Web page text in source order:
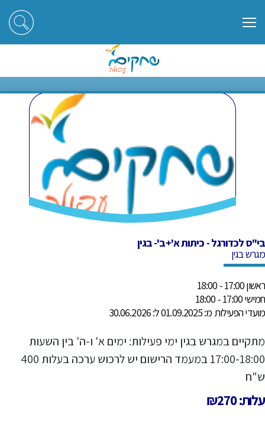
בי"ס לכדורגל - כיתות א'+ב'- בגין
בי"ס לכדורגל - כיתות א'+ב'- בגין
מגרש בגין
ראשון 17:00 - 18:00
חמישי 17:00 - 18:00
מועדי הפעילות מ: 01.09.2025 ל: 30.06.2026
מתקיים במגרש בגין ימי פעילות: ימים א' ו-ה' בין השעות
17:00-18:00 במעמד הרישום יש לרכוש ערכה בעלות 400
ש"ח
עלות: ₪270